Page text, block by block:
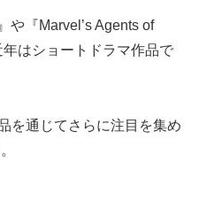
や『Marvel’s Agents of
はショートドラマ作品で
を通じてさらに注目を集め